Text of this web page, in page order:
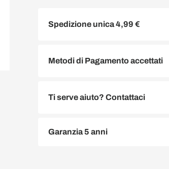
Spedizione unica 4,99 €
Metodi di Pagamento accettati
Ti serve aiuto? Contattaci
Garanzia 5 anni